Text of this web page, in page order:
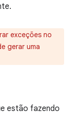
exceções no
gerar uma
estão fazendo